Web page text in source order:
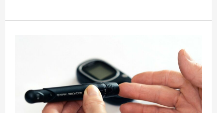
suoratoimitustuotteiden
Effectorissa